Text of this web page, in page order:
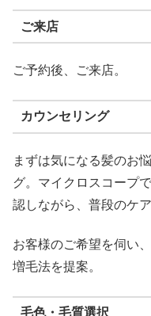
ご来店
ご予約後、ご来店。
カウンセリング
まずは気になる髪のお
グ。マイクロスコープ
認しながら、普段のケ
お客様のご希望を伺い
増毛法を提案。
毛色・毛質選択